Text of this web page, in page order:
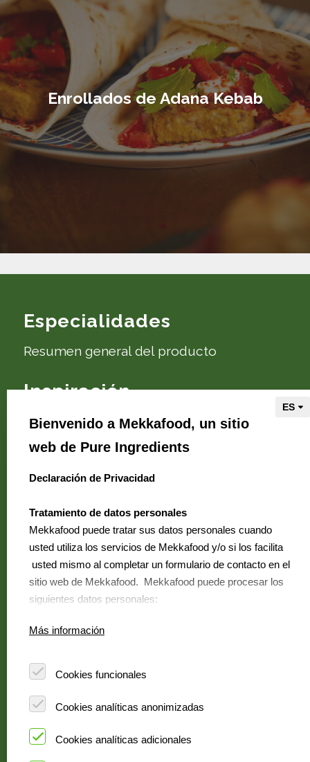
Enrollados de Adana Kebab
Especialidades
Resumen general del producto
Inspiración
Recetas y consejos
Sobre Mekkafood
¿Dónde están disponibles?
Contacto
Preguntas frecuentes
Ofertas de trabajo
Mekkafood
Ingredients brand
Bienvenido a Mekkafood, un sitio
web de Pure Ingredients
select language
Declaración de Privacidad
Tratamiento de datos personales
Mekkafood puede tratar sus datos personales cuando
usted utiliza los servicios de Mekkafood y/o si los facilita
usted mismo al completar un formulario de contacto en el
sitio web de Mekkafood. Mekkafood puede procesar los
siguientes datos personales:
Diirección
Dirección de correo electrónico
Por qué necesita datos Mekkafood
Más información
Cookies funcionales
Cookies analíticas anonimizadas
Cookies analíticas adicionales